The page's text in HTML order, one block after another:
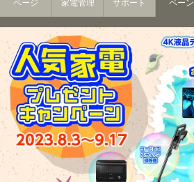
ページ
家電管理
サポート
ペーン